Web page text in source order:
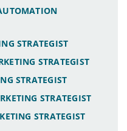
STRATEGIST
STRATEGIST
STRATEGIST
STRATEGIST
STRATEGIST